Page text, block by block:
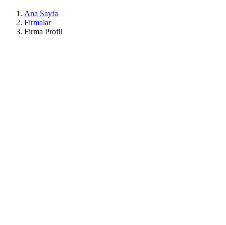
Ana Sayfa
Firmalar
Firma Profil